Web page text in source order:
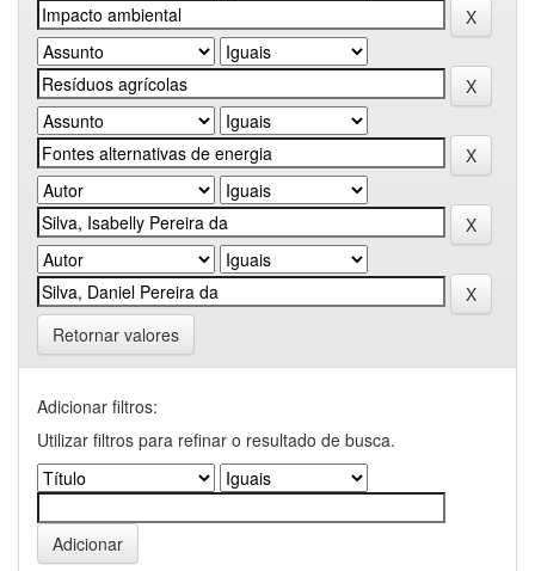
Retornar valores
Adicionar filtros:
Utilizar filtros para refinar o resultado de busca.